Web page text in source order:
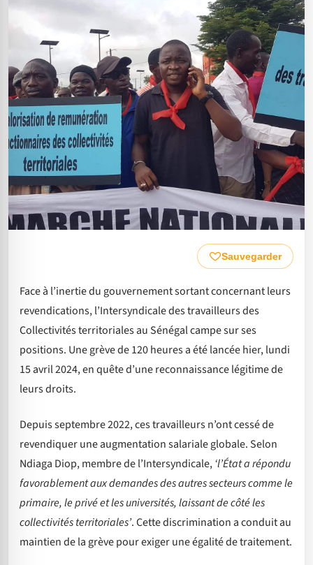
Sauvegarder
Face à l’inertie du gouvernement sortant concernant leurs
revendications, l’Intersyndicale des travailleurs des
Collectivités territoriales au Sénégal campe sur ses
positions. Une grève de 120 heures a été lancée hier, lundi
15 avril 2024, en quête d’une reconnaissance légitime de
leurs droits.
Depuis septembre 2022, ces travailleurs n’ont cessé de
revendiquer une augmentation salariale globale. Selon
Ndiaga Diop, membre de l’Intersyndicale,‘l’État a répondu
favorablement aux demandes des autres secteurs comme le
primaire, le privé et les universités, laissant de côté les
collectivités territoriales’. Cette discrimination a conduit au
maintien de la grève pour exiger une égalité de traitement.